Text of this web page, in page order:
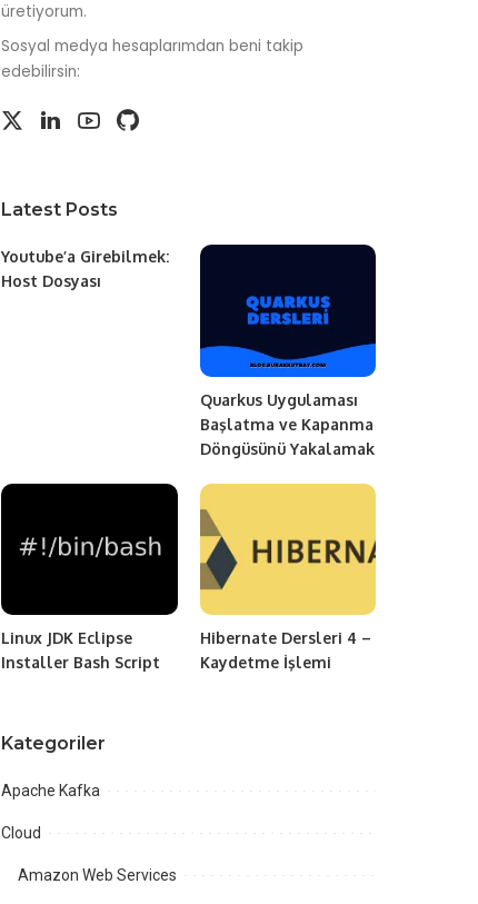
üretiyorum.
Sosyal medya hesaplarımdan beni takip
edebilirsin:
Latest Posts
Youtube’a Girebilmek:
Host Dosyası
Quarkus Uygulaması
Başlatma ve Kapanma
Döngüsünü Yakalamak
Linux JDK Eclipse
Installer Bash Script
Hibernate Dersleri 4 –
Kaydetme İşlemi
Kategoriler
Apache Kafka
Cloud
Amazon Web Services